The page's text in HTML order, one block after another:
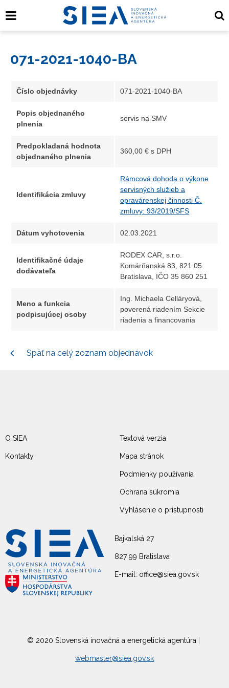
071-2021-1040-BA
Číslo objednávky 071-2021-1040-BA
Popis objednaného
plnenia
servis na SMV
Predpokladaná hodnota
objednaného plnenia
360,00 € s DPH
Identifikácia zmluvy
Rámcová dohoda o výkone
servisných služieb a
opravárenskej činnosti Č.
zmluvy: 93/2019/SFS
Dátum vyhotovenia 02.03.2021
Identifikačné údaje
dodávateľa
RODEX CAR, s.r.o.
Komárňanská 83, 821 05
Bratislava, IČO 35 860 251
Meno a funkcia
podpisujúcej osoby
Ing. Michaela Celláryová,
poverená riadením Sekcie
riadenia a financovania
Späť na celý zoznam objednávok
Bajkalská 27
827 99 Bratislava
E-mail: office@siea.gov.sk
O SIEA
Kontakty
Textová verzia
Mapa stránok
Podmienky používania
Ochrana súkromia
Vyhlásenie o prístupnosti
© 2020 Slovenská inovačná a energetická agentúra
webmaster@siea.gov.sk